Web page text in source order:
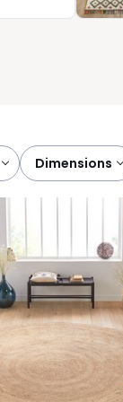
rideaux ou le
dimensions